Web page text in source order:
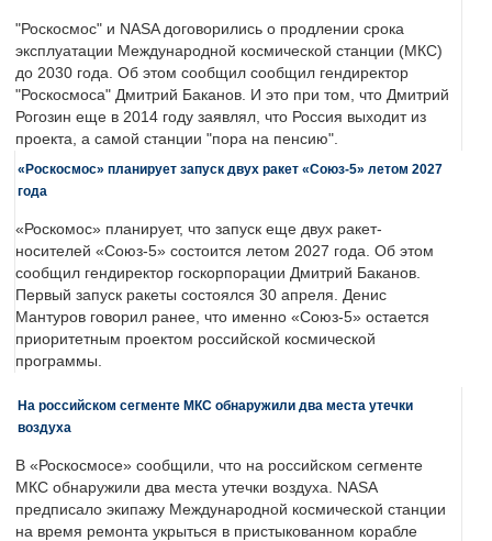
"Роскосмос" и NASA договорились о продлении срока
эксплуатации Международной космической станции (МКС)
до 2030 года. Об этом сообщил сообщил гендиректор
"Роскосмоса" Дмитрий Баканов. И это при том, что Дмитрий
Рогозин еще в 2014 году заявлял, что Россия выходит из
проекта, а самой станции "пора на пенсию".
«Роскосмос» планирует запуск двух ракет «Союз-5» летом 2027
года
«Роскомос» планирует, что запуск еще двух ракет-
носителей «Союз-5» состоится летом 2027 года. Об этом
сообщил гендиректор госкорпорации Дмитрий Баканов.
Первый запуск ракеты состоялся 30 апреля. Денис
Мантуров говорил ранее, что именно «Союз-5» остается
приоритетным проектом российской космической
программы.
На российском сегменте МКС обнаружили два места утечки
воздуха
В «Роскосмосе» сообщили, что на российском сегменте
МКС обнаружили два места утечки воздуха. NASA
предписало экипажу Международной космической станции
на время ремонта укрыться в пристыкованном корабле